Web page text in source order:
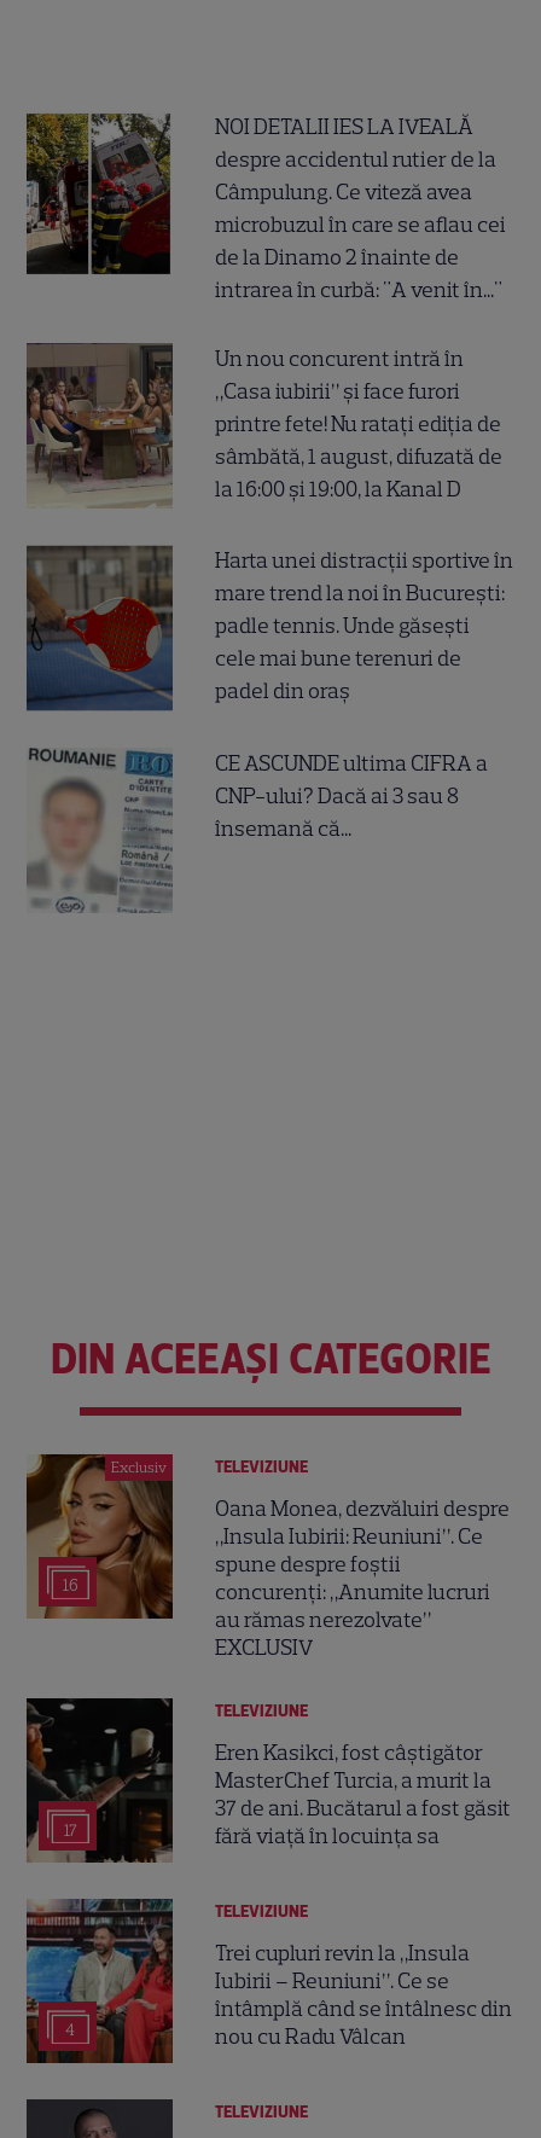
NOI DETALII IES LA IVEALĂ
despre accidentul rutier de la
Câmpulung. Ce viteză avea
microbuzul în care se aflau cei
de la Dinamo 2 înainte de
intrarea în curbă: "A venit în..."
Un nou concurent intră în
„Casa iubirii” și face furori
printre fete! Nu ratați ediția de
sâmbătă, 1 august, difuzată de
la 16:00 și 19:00, la Kanal D
Harta unei distracții sportive în
mare trend la noi în București:
padle tennis. Unde găsești
cele mai bune terenuri de
padel din oraș
CE ASCUNDE ultima CIFRA a
CNP-ului? Dacă ai 3 sau 8
însemană că...
DIN ACEEAȘI CATEGORIE
Exclusiv
16
TELEVIZIUNE
Oana Monea, dezvăluiri despre
„Insula Iubirii: Reuniuni”. Ce
spune despre foștii
concurenți: „Anumite lucruri
au rămas nerezolvate”
EXCLUSIV
17
TELEVIZIUNE
Eren Kasikci, fost câștigător
MasterChef Turcia, a murit la
37 de ani. Bucătarul a fost găsit
fără viață în locuința sa
4
TELEVIZIUNE
Trei cupluri revin la „Insula
Iubirii – Reuniuni”. Ce se
întâmplă când se întâlnesc din
nou cu Radu Vâlcan
TELEVIZIUNE